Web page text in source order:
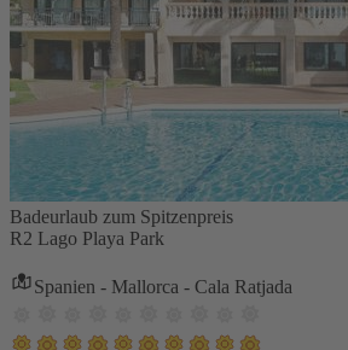
Badeurlaub zum Spitzenpreis
R2 Lago Playa Park
Spanien - Mallorca - Cala Ratjada